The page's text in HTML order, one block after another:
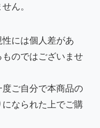
ん。
には個人差があ
のではございませ
ご自分で本商品の
なられた上でご購